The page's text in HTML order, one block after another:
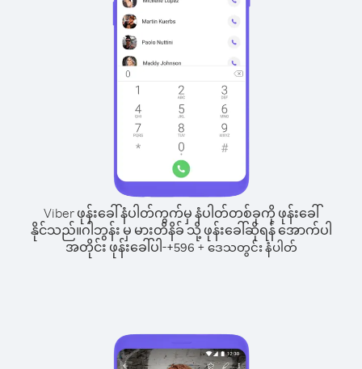
Viber ဖုန်းခေါ်နံပါတ်ကွက်မှ နံပါတ်တစ်ခုကို ဖုန်းခေါ်
နိုင်သည်။ဂါဘွန်း မှ မားတိနိခ် သို့ ဖုန်းခေါ်ဆိုရန် အောက်ပါ
အတိုင်း ဖုန်းခေါ်ပါ-+596 + ဒေသတွင်း နံပါတ်